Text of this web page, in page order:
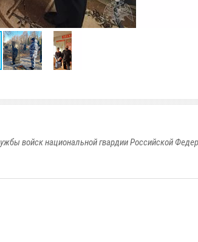
войск национальной гвардии Российской